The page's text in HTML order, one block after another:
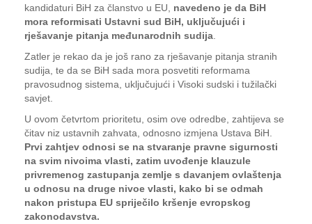
kandidaturi BiH za članstvo u EU, navedeno je da BiH
mora reformisati Ustavni sud BiH, uključujući i
rješavanje pitanja međunarodnih sudija
Zatler je rekao da je još rano za rješavanje pitanja stranih
sudija, te da se BiH sada mora posvetiti reformama
pravosudnog sistema, uključujući i Visoki sudski i tužilački
savjet.
U ovom četvrtom prioritetu, osim ove odredbe, zahtijeva se
čitav niz ustavnih zahvata, odnosno izmjena Ustava BiH.
Prvi zahtjev odnosi se na stvaranje pravne sigurnosti
na svim nivoima vlasti, zatim uvođenje klauzule
privremenog zastupanja zemlje s davanjem ovlaštenja
u odnosu na druge nivoe vlasti, kako bi se odmah
nakon pristupa EU spriječilo kršenje evropskog
zakonodavstva.